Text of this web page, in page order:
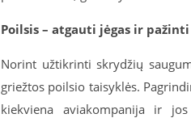
Poilsis – atgauti jėgas ir
Norint užtikrinti skrydžių
griežtos poilsio taisyklės.
kiekviena aviakompanija ir